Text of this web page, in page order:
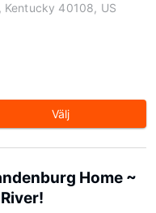
Kentucky 40108, US
Välj
Home ~